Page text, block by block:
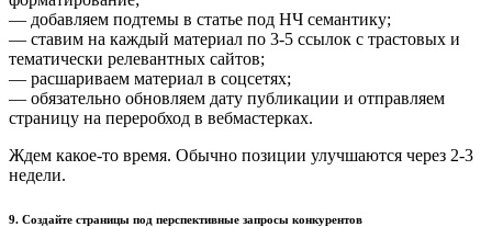
— добавляем подтемы в статье под НЧ семантику;
— ставим на каждый материал по 3-5 ссылок с трастовых и
тематически релевантных сайтов;
— расшариваем материал в соцсетях;
— обязательно обновляем дату публикации и отправляем
страницу на переробход в вебмастерках.
Ждем какое-то время. Обычно позиции улучшаются через 2-3
недели.
9. Создайте страницы под перспективные запросы конкурентов